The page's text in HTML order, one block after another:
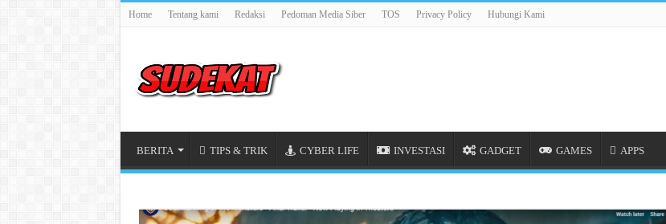
Home Tentang kami Redaksi Pedoman Media Siber TOS Privacy Policy Hubungi Kami
BERITA TIPS & TRIK CYBER LIFE INVESTASI GADGET GAMES APPS